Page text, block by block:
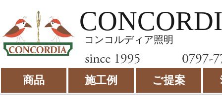
コンコルディア照明
商品 施工例 ご提案